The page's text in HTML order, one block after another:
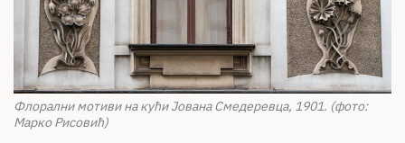
Флорални мотиви на кући Јована Смедеревца, 1901. (фото:
Марко Рисовић)